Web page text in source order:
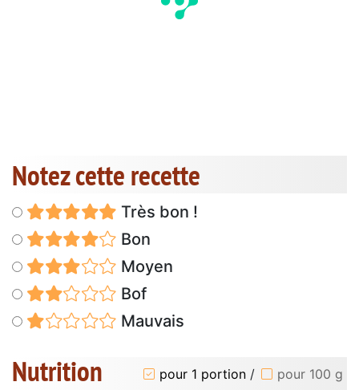
Notez cette recette
Très bon !
Bon
Moyen
Bof
Mauvais
Nutrition pour 1 portion / pour 100 g